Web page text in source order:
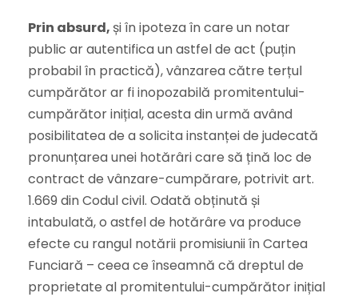
Prin absurd, și în ipoteza în care un notar
public ar autentifica un astfel de act (puțin
probabil în practică), vânzarea către terțul
cumpărător ar fi inopozabilă promitentului-
cumpărător inițial, acesta din urmă având
posibilitatea de a solicita instanței de judecată
pronunțarea unei hotărâri care să țină loc de
contract de vânzare-cumpărare, potrivit art.
1.669 din Codul civil. Odată obținută și
intabulată, o astfel de hotărâre va produce
efecte cu rangul notării promisiunii în Cartea
Funciară – ceea ce înseamnă că dreptul de
proprietate al promitentului-cumpărător inițial